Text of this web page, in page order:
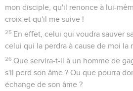
mon disciple, qu'il renonce à lui-
croix et qu'il me suive !
25 En effet, celui qui voudra sauver
celui qui la perdra à cause de moi la
26 Que servira-t-il à un homme de
s'il perd son âme ? Ou que pourra
échange de son âme ?